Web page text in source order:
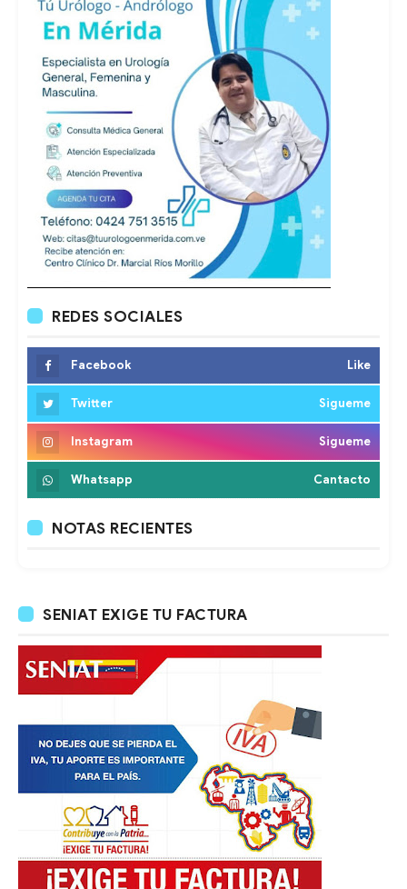
REDES SOCIALES
Facebook Like
Twitter Sigueme
Instagram Sigueme
Whatsapp Cantacto
NOTAS RECIENTES
SENIAT EXIGE TU FACTURA